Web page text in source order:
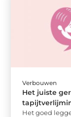
Verbouwen
Het juiste
Het goed